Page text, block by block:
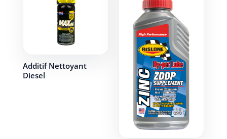
Additif Nettoyant
Diesel